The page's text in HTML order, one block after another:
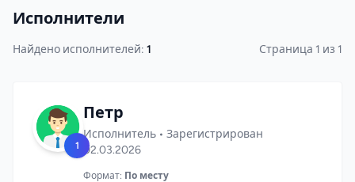
Исполнители
Найдено исполнителей: 1 Страница 1 из 1
1
Петр
Исполнитель • Зарегистрирован
02.03.2026
Формат: По месту